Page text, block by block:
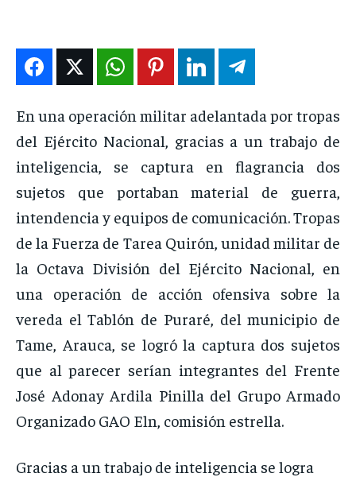
EN VIVO
NOSOTROS
INSTITUCIONAL
EN VIVO
NOSOTROS
INSTITUCIONAL
EN VIVO
NOSOTROS
INSTITUCIONAL
EN VIVO
NOSOTROS
INSTITUCIONAL
En una operación militar adelantada por tropas
del Ejército Nacional, gracias a un trabajo de
inteligencia, se captura en flagrancia dos
sujetos que portaban material de guerra,
intendencia y equipos de comunicación. Tropas
de la Fuerza de Tarea Quirón, unidad militar de
la Octava División del Ejército Nacional, en
una operación de acción ofensiva sobre la
vereda el Tablón de Puraré, del municipio de
Tame, Arauca, se logró la captura dos sujetos
que al parecer serían integrantes del Frente
José Adonay Ardila Pinilla del Grupo Armado
Organizado GAO Eln, comisión estrella.
Gracias a un trabajo de inteligencia se logra